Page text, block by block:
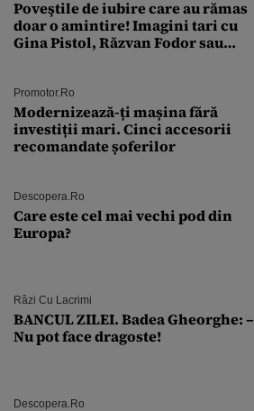
Poveştile de iubire care au rămas
doar o amintire! Imagini tari cu
Gina Pistol, Răzvan Fodor sau
Promotor.ro
Modernizează-ți mașina fără
investiții mari. Cinci accesorii
recomandate șoferilor
Descopera.ro
Care este cel mai vechi pod din
Europa?
Râzi Cu Lacrimi
BANCUL ZILEI. Badea Gheorghe: –
Nu pot face dragoste!
Descopera.ro